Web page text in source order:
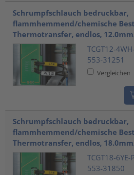
Schrumpfschlauch bedruckbar,
flammhemmend/chemische
Thermotransfer, endlos,
TCGT12-
553-31251
Vergleichen
Schrumpfschlauch bedruckbar,
flammhemmend/chemische
Thermotransfer, endlos,
TCGT18-6YE-
553-31850